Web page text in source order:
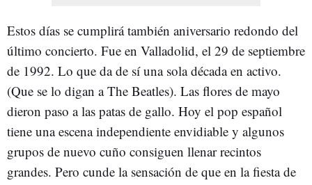
Estos días se cumplirá también aniversario redondo del
último concierto. Fue en Valladolid, el 29 de septiembre
de 1992. Lo que da de sí una sola década en activo.
(Que se lo digan a The Beatles). Las flores de mayo
dieron paso a las patas de gallo. Hoy el pop español
tiene una escena independiente envidiable y algunos
grupos de nuevo cuño consiguen llenar recintos
grandes. Pero cunde la sensación de que en la fiesta de